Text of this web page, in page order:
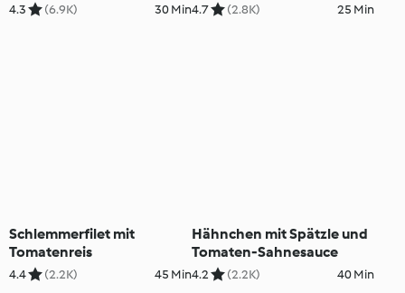
4.3 (6.9K) 30 Min4.7 (2.8K) 25 Min
Schlemmerfilet mit
Tomatenreis
4.4 (2.2K) 45 Min
Hähnchen mit Spätzle und
Tomaten-Sahnesauce
4.2 (2.2K) 40 Min